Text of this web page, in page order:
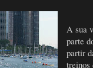
A sua
parte
partir
treinos